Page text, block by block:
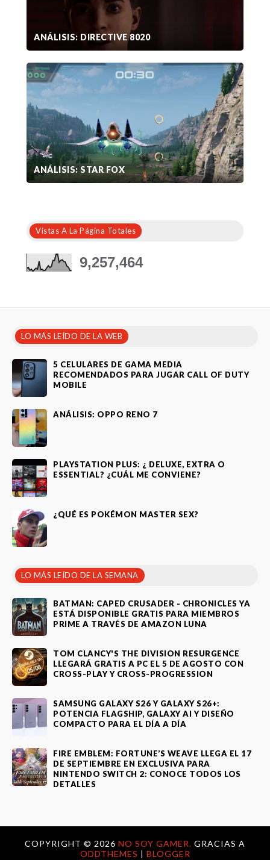
ANÁLISIS: DIRECTIVE 8020
ANÁLISIS: STAR FOX
Vistas A La Página Totales
9,257,464
LO MÁS LEÍDO DE LA WEB
5 CELULARES DE GAMA MEDIA
RECOMENDADOS PARA JUGAR CALL OF DUTY
MOBILE
ANÁLISIS: OPPO RENO 7
PLAYSTATION PLUS: ¿ DELUXE, EXTRA O
ESSENTIAL? ¿CUÁL ME CONVIENE?
¿QUÉ ES POKÉMON MASTER SEX?
LO MÁS LEÍDO DE LA SEMANA
BATMAN: CAPED CRUSADER - CHRONICLES YA
ESTÁ DISPONIBLE GRATIS PARA MIEMBROS
PRIME A TRAVÉS DE AMAZON LUNA
TOM CLANCY'S THE DIVISION RESURGENCE
LLEGARÁ GRATIS A PC EL 5 DE AGOSTO CON
CROSS-PLAY Y CROSS-PROGRESSION
SAMSUNG GALAXY S26 Y GALAXY S26+:
POTENCIA FLAGSHIP, GALAXY AI Y DISEÑO
COMPACTO PARA EL DÍA A DÍA
FIRE EMBLEM: FORTUNE’S WEAVE LLEGA EL 17
DE SEPTIEMBRE EN EXCLUSIVA PARA
NINTENDO SWITCH 2: CONOCE TODOS LOS
DETALLES
COPYRIGHT © 2026 NO SOY GAMER. GRACIAS A
ODDTHEMES | BLOGGER